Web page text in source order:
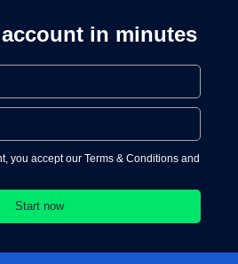
in minutes
you accept our Terms & Conditions and